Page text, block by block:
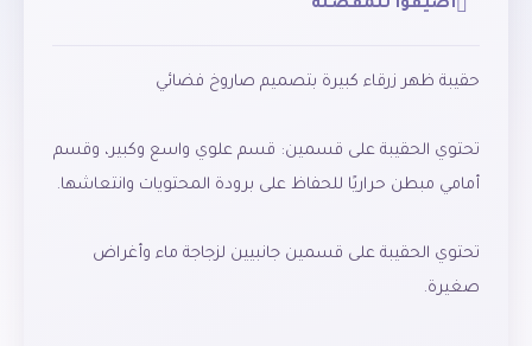
أضيفوا للمفضلة
تحتوي الحقيبة على قسمين: قسم علوي واسع وكبير، وقسم
تحتوي الحقيبة على قسمين جانبيين لزجاجة ماء وأغراض